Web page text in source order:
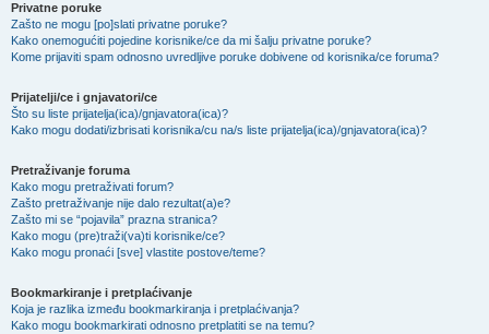
Privatne poruke
Zašto ne mogu [po]slati privatne poruke?
Kako onemogućiti pojedine korisnike/ce da mi šalju privatne poruke?
Kome prijaviti spam odnosno uvredljive poruke dobivene od korisnika/ce foruma?
Prijatelji/ce i gnjavatori/ce
Što su liste prijatelja(ica)/gnjavatora(ica)?
Kako mogu dodati/izbrisati korisnika/cu na/s liste prijatelja(ica)/gnjavatora(ica)?
Pretraživanje foruma
Kako mogu pretraživati forum?
Zašto pretraživanje nije dalo rezultat(a)e?
Zašto mi se “pojavila” prazna stranica?
Kako mogu (pre)traži(va)ti korisnike/ce?
Kako mogu pronaći [sve] vlastite postove/teme?
Bookmarkiranje i pretplaćivanje
Koja je razlika između bookmarkiranja i pretplaćivanja?
Kako mogu bookmarkirati odnosno pretplatiti se na temu?